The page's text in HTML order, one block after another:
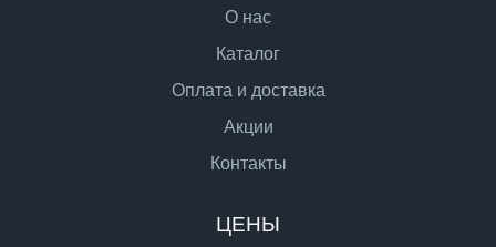
О нас
Каталог
Оплата и доставка
Акции
Контакты
ЦЕНЫ